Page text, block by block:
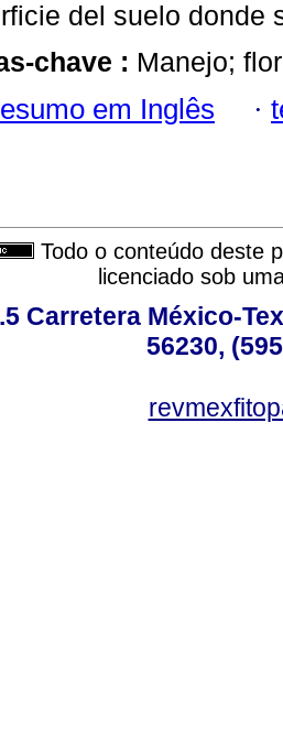
del suelo donde
chave : Manejo;
em Inglês ·
Todo o conteúdo deste
licenciado sob
Carretera México-
56230,